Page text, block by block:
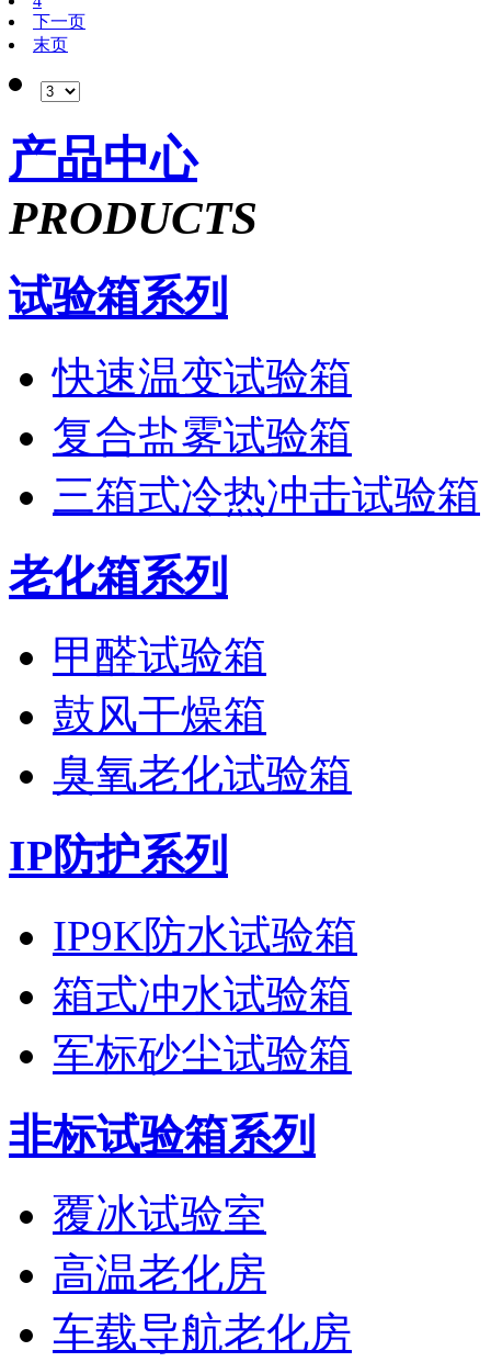
下一页
末页
产品中心
PRODUCTS
试验箱系列
快速温变试验箱
复合盐雾试验箱
三箱式冷热冲击试验箱
老化箱系列
甲醛试验箱
鼓风干燥箱
臭氧老化试验箱
IP防护系列
IP9K防水试验箱
箱式冲水试验箱
军标砂尘试验箱
非标试验箱系列
覆冰试验室
高温老化房
车载导航老化房